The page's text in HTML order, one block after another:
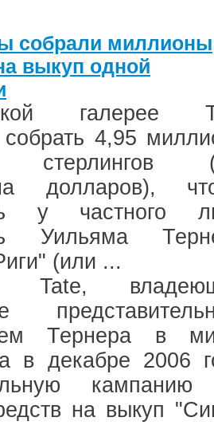
собрали миллионы
выкуп одной
галерее
собрать 4,95
стерлингов
долларов),
у частного
Уильяма
(или ...
Tate,
Тернера в
в декабре 2006
на выкуп